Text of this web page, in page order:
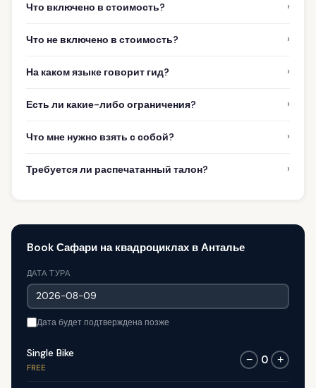
Что включено в стоимость? ›
Что не включено в стоимость? ›
На каком языке говорит гид? ›
Есть ли какие-либо ограничения? ›
Что мне нужно взять с собой? ›
Требуется ли распечатанный талон? ›
Book Сафари на квадроциклах в Анталье
ДАТА ТУРА
Дата будет подтверждена позже
Single Bike
FREE
− 0 +